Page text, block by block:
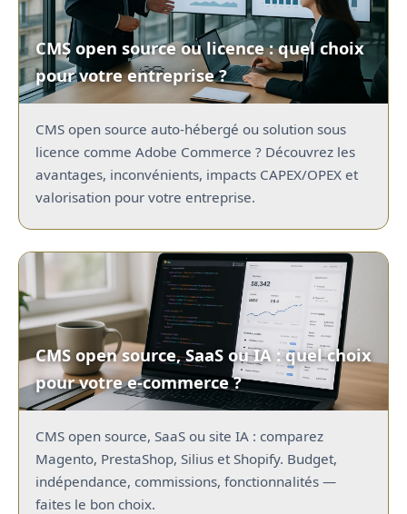
CMS open source ou licence : quel choix
pour votre entreprise ?
CMS open source auto-hébergé ou solution sous
licence comme Adobe Commerce ? Découvrez les
avantages, inconvénients, impacts CAPEX/OPEX et
valorisation pour votre entreprise.
CMS open source, SaaS ou IA : quel choix
pour votre e-commerce ?
CMS open source, SaaS ou site IA : comparez
Magento, PrestaShop, Silius et Shopify. Budget,
indépendance, commissions, fonctionnalités —
faites le bon choix.